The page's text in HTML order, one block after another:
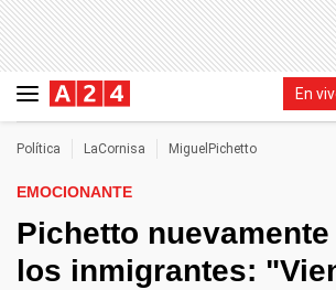
En
Política LaCornisa MiguelPichetto
EMOCIONANTE
Pichetto
los inmigrantes: